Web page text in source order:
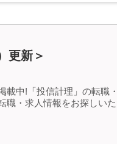
更新＞
中!「投信計理」の転職
・求人情報をお探しい